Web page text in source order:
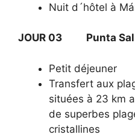
Nuit d´hôtel à
JOUR 03 Punta Sal
Petit déjeuner
Transfert aux
situées à 23 km
de superbes
cristallines